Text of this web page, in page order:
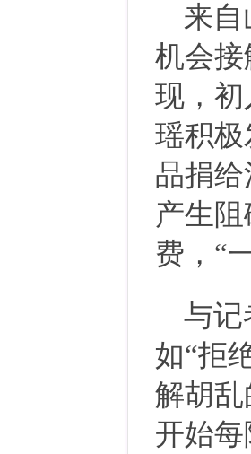
来自
机会接
现，
瑶积
品捐
产生
费，“
与记
如“拒
解胡乱
开始